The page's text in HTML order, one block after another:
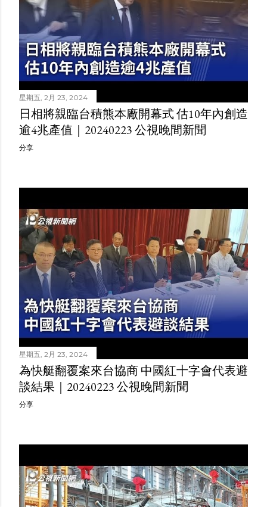
星期五, 2月 23, 2024
日相將親臨台積熊本廠開幕式 估10年內創造
逾4兆產值｜20240223 公視晚間新聞
分享
星期五, 2月 23, 2024
為快艇翻覆案來台協商 中國紅十字會代表避
談結果｜20240223 公視晚間新聞
分享